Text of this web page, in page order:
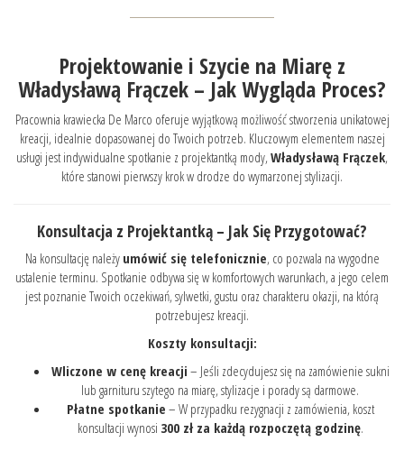
Projektowanie i Szycie na Miarę z
Władysławą Frączek – Jak Wygląda Proces?
Pracownia krawiecka De Marco oferuje wyjątkową możliwość stworzenia unikatowej
kreacji, idealnie dopasowanej do Twoich potrzeb. Kluczowym elementem naszej
usługi jest indywidualne spotkanie z projektantką mody, Władysławą Frączek,
które stanowi pierwszy krok w drodze do wymarzonej stylizacji.
Konsultacja z Projektantką – Jak Się Przygotować?
Na konsultację należy umówić się telefonicznie, co pozwala na wygodne
ustalenie terminu. Spotkanie odbywa się w komfortowych warunkach, a jego celem
jest poznanie Twoich oczekiwań, sylwetki, gustu oraz charakteru okazji, na którą
potrzebujesz kreacji.
Koszty konsultacji:
Wliczone w cenę kreacji – Jeśli zdecydujesz się na zamówienie sukni
lub garnituru szytego na miarę, stylizacje i porady są darmowe.
Płatne spotkanie – W przypadku rezygnacji z zamówienia, koszt
konsultacji wynosi 300 zł za każdą rozpoczętą godzinę.